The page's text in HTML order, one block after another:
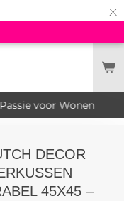
×
voor Wonen
DECOR
45X45 –